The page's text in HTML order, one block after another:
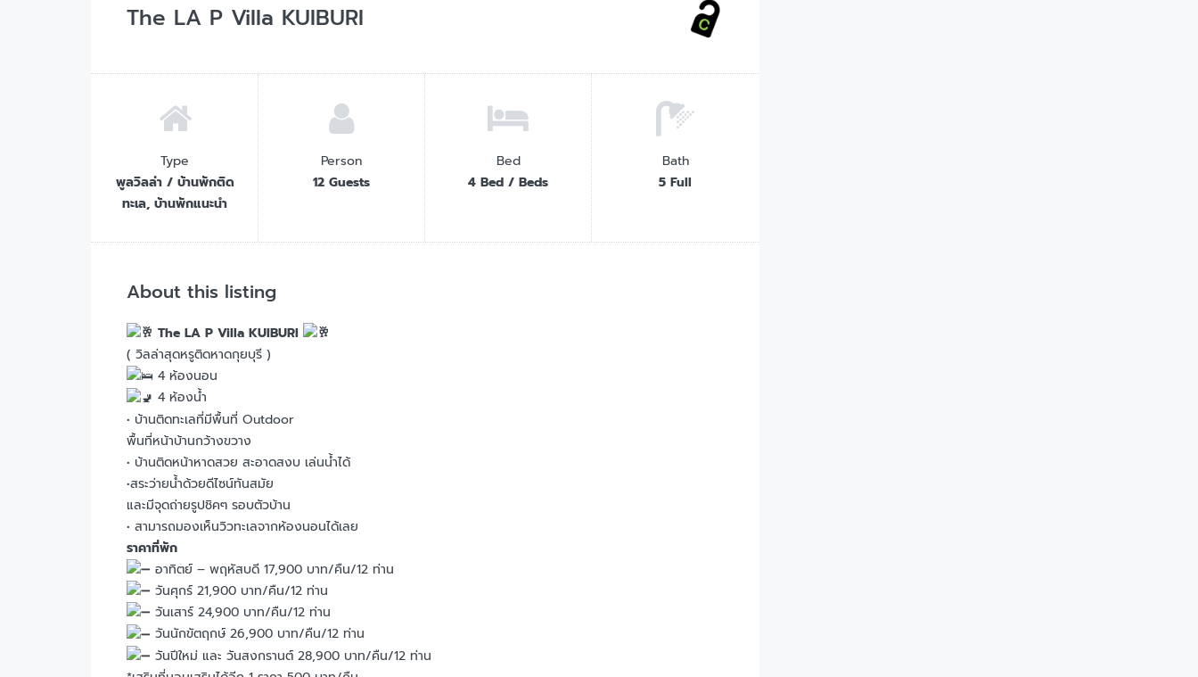
The LA P Villa KUIBURI
Type
พูลวิลล่า / บ้านพักติด
ทะเล, บ้านพักแนะนำ
Person
12 Guests
Bed
4 Bed / Beds
Bath
5 Full
About this listing
The LA P Villa KUIBURI
( วิลล่าสุดหรูติดหาดกุยบุรี )
4 ห้องนอน
4 ห้องน้ำ
• บ้านติดทะเลที่มีพื้นที่ Outdoor
พื้นที่หน้าบ้านกว้างขวาง
• บ้านติดหน้าหาดสวย สะอาดสงบ เล่นน้ำได้
•สระว่ายน้ำด้วยดีไซน์ทันสมัย
และมีจุดถ่ายรูปชิคๆ รอบตัวบ้าน
• สามารถมองเห็นวิวทะเลจากห้องนอนได้เลย
ราคาที่พัก
อาทิตย์ – พฤหัสบดี 17,900 บาท/คืน/12 ท่าน
วันศุกร์ 21,900 บาท/คืน/12 ท่าน
วันเสาร์ 24,900 บาท/คืน/12 ท่าน
วันนักขัตฤกษ์ 26,900 บาท/คืน/12 ท่าน
วันปีใหม่ และ วันสงกรานต์ 28,900 บาท/คืน/12 ท่าน